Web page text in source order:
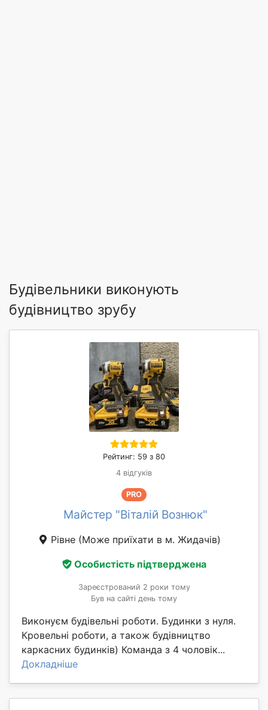
Будівельники виконують
будівництво зрубу
Рейтинг: 59 з 80
4 відгуків
PRO
Майстер "Віталій Вознюк"
Рівне (Може приїхати в м. Жидачів)
Особистість підтверджена
Зареєстрований 2 роки тому
Був на сайті день тому
Виконуєм будівельні роботи. Будинки з нуля.
Кровельні роботи, а також будівництво
каркасних будинків) Команда з 4 чоловік...
Докладніше